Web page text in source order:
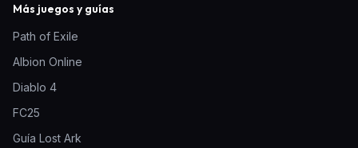
Más juegos y guías
Path of Exile
Albion Online
Diablo 4
FC25
Guía Lost Ark